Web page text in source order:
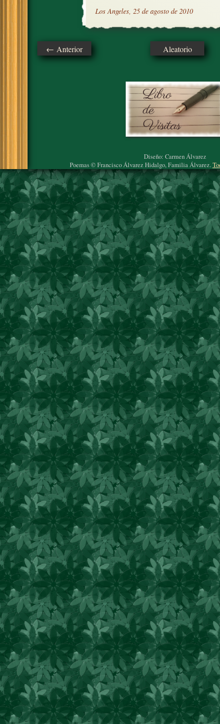
Los Angeles, 25 de agosto de 2010
← Anterior Aleatorio
Diseño: Carmen Álvarez
Poemas © Francisco Álvarez Hidalgo, Familia Álvarez.